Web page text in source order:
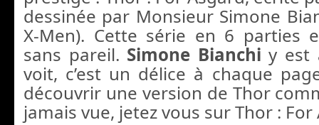
dessinée par Monsieur Simone
X-Men). Cette série en 6 parties
sans pareil. Simone Bianchiy est
voit, c’est un délice à chaque
découvrir une version de Thor
jamais vue, jetez vous sur Thor : For